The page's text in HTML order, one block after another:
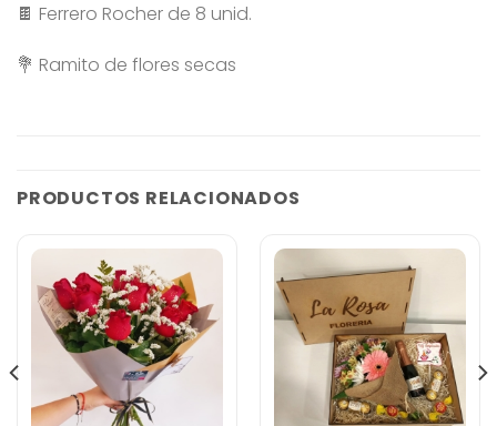
🍫 Ferrero Rocher de 8 unid.
💐 Ramito de flores secas
PRODUCTOS RELACIONADOS